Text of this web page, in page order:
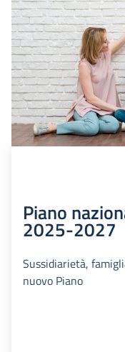
Piano
2025-2027
Sussidiarietà,
nuovo Piano